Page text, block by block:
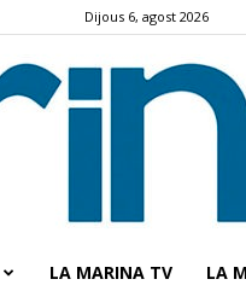
Dijous 6, agost 2026
LA MARINA TV LA